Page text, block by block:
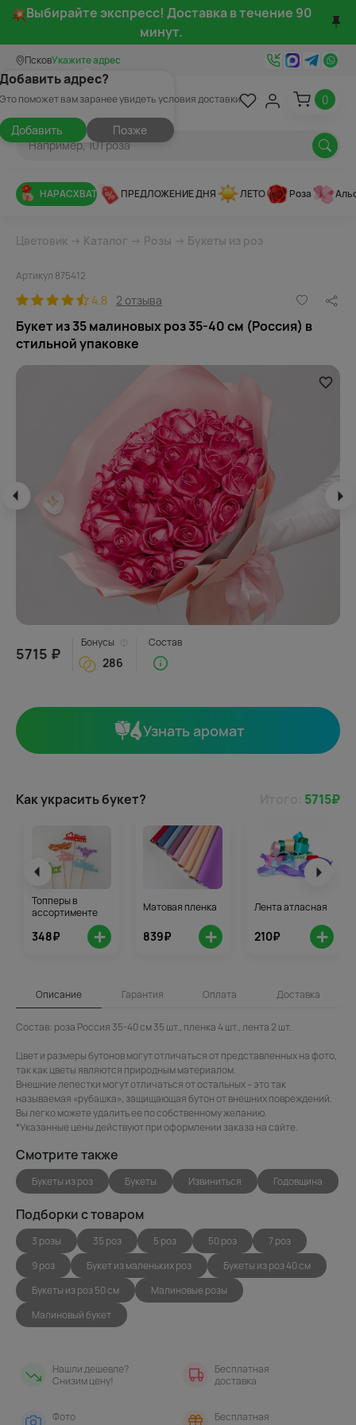
Выбирайте экспресс! Доставка в течение 90
минут.
ПсковУкажите адрес
адрес?
поможет вам заранее увидеть условия доставки
Добавить Позже
0
НАРАСХВАТ ПРЕДЛОЖЕНИЕ ДНЯ ЛЕТО Роза
Цветовик → Каталог → Розы → Букеты из роз
Артикул 875412
4.8 2 отзыва
Букет из 35 малиновых роз 35-40 см (Россия) в
стильной упаковке
5715 ₽
Бонусы
286
Состав
Узнать аромат
Как украсить букет? 5715₽
Топперы в
ассортименте
348₽ +
Матовая пленка
839₽ +
Лента атласная
210₽ +
Описание Гарантия Оплата Доставка
Состав: роза Россия 35-40 см 35 шт., пленка 4 шт., лента 2 шт.
Цвет и размеры бутонов могут отличаться от представленных на фото,
так как цветы являются природным материалом.
Внешние лепестки могут отличаться от остальных – это так
называемая «рубашка», защищающая бутон от внешних повреждений.
Вы легко можете удалить ее по собственному желанию.
*Указанные цены действуют при оформлении заказа на сайте.
Смотрите также
Букеты из роз Букеты Извиниться Годовщина
Подборки с товаром
3 розы 35 роз 5 роз 50 роз
7 роз
9 роз
Букет из маленьких роз
Букеты из роз 40 см
Букеты из роз 50 см
Малиновые розы
Малиновый букет
Нашли дешевле?
Снизим цену!
Бесплатная
доставка
Фото
Бесплатная